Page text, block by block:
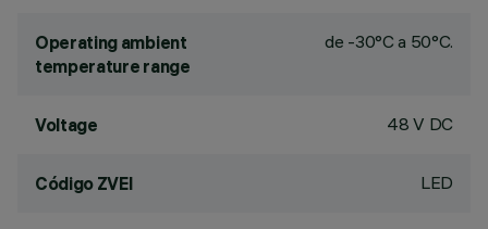
Operating ambient
temperature range
de -30°C a 50°C.
Voltage 48 V DC
Código ZVEI LED